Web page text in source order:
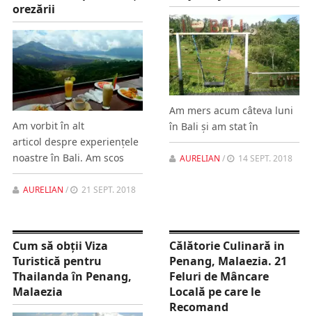
orezării
Am vorbit în alt
articol despre experienţele
noastre în Bali. Am scos
AURELIAN / 21 SEPT. 2018
Am mers acum câteva luni
în Bali şi am stat în
AURELIAN / 14 SEPT. 2018
Cum să obţii Viza
Turistică pentru
Thailanda în Penang,
Malaezia
Călătorie Culinară in
Penang, Malaezia. 21
Feluri de Mâncare
Locală pe care le
Recomand